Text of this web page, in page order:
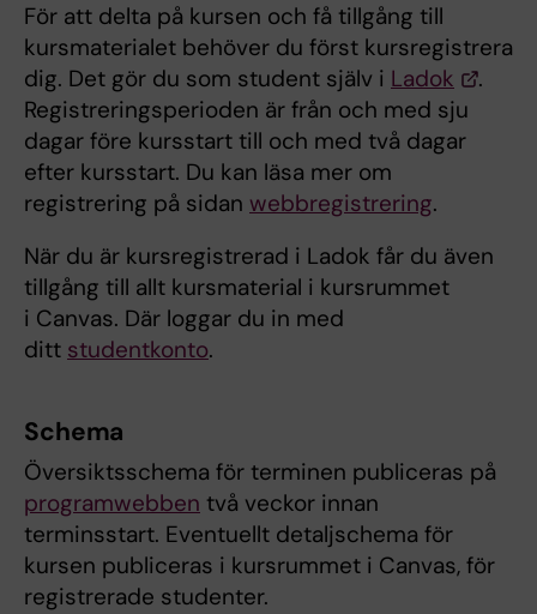
För att delta på kursen och få tillgång till
kursmaterialet behöver du först kursregistrera
dig. Det gör du som student själv i Ladok
.
Registreringsperioden är från och med sju
dagar före kursstart till och med två dagar
efter kursstart. Du kan läsa mer om
registrering på sidan webbregistrering.
När du är kursregistrerad i Ladok får du även
tillgång till allt kursmaterial i kursrummet
i Canvas. Där loggar du in med
ditt studentkonto.
Schema
Översiktsschema för terminen publiceras på
programwebben två veckor innan
terminsstart. Eventuellt detaljschema för
kursen publiceras i kursrummet i Canvas, för
registrerade studenter.